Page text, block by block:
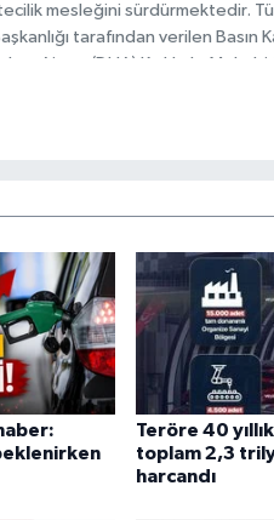
mesleğini sürdürmektedir.
tarafından verilen Basın
Ajansı (DHA) Kırıkkale
Teröre 40
toplam 2,3
harcandı